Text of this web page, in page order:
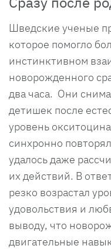
Шведские ученые
которое помогло
инстинктивном
новорожденного
два часа. Они
детишек после
уровень
синхронно
удалось даже
их действий. В
резко возрастал
удовольствия и
выводу, что
двигательные